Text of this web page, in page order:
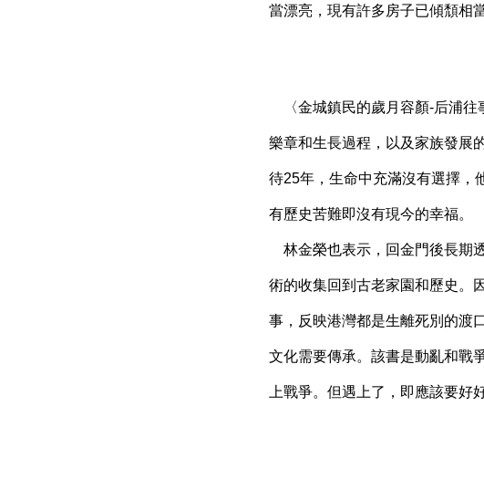
當漂亮，現有許多房子已傾頹相
〈金城鎮民的歲月容顏-后浦往
樂章和生長過程，以及家族發展
待25年，生命中充滿沒有選擇，
有歷史苦難即沒有現今的幸福。
林金榮也表示，回金門後長期
術的收集回到古老家園和歷史。
事，反映港灣都是生離死別的渡
文化需要傳承。該書是動亂和戰
上戰爭。但遇上了，即應該要好